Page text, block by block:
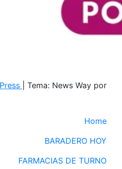
Tema: News Way por
Home
BARADERO HOY
FARMACIAS DE TURNO